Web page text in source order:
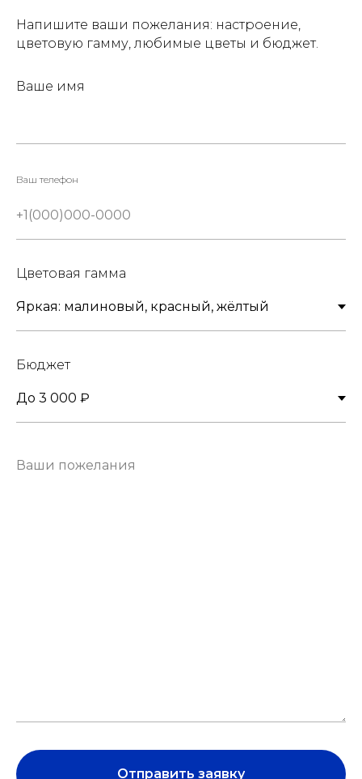
Напишите ваши пожелания: настроение,
цветовую гамму, любимые цветы и бюджет.
Ваше имя
Ваш телефон
Цветовая гамма
Бюджет
Отправить заявку